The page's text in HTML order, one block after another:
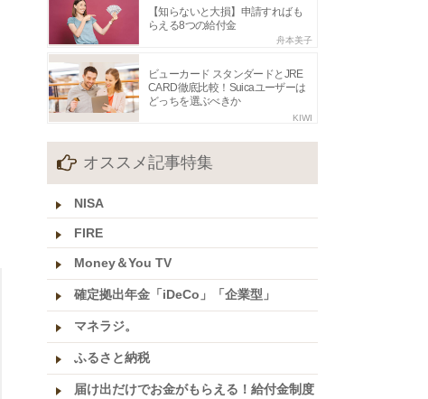
【知らないと大損】申請すればも
らえる8つの給付金
舟本美子
ビューカード スタンダードとJRE
CARD徹底比較！Suicaユーザーは
どっちを選ぶべきか
KIWI
オススメ記事特集
NISA
FIRE
Money＆You TV
確定拠出年金「iDeCo」「企業型」
マネラジ。
ふるさと納税
届け出だけでお金がもらえる！給付金制度